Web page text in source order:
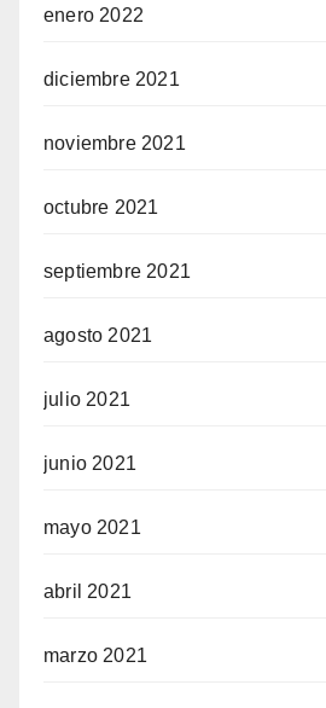
enero 2022
diciembre 2021
noviembre 2021
octubre 2021
septiembre 2021
agosto 2021
julio 2021
junio 2021
mayo 2021
abril 2021
marzo 2021